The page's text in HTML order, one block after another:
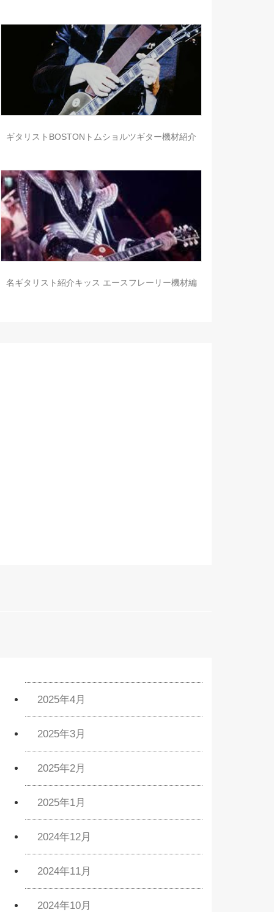
ギタリストBOSTONトムショルツギター機材紹介
名ギタリスト紹介キッス エースフレーリー機材編
2025年4月
2025年3月
2025年2月
2025年1月
2024年12月
2024年11月
2024年10月